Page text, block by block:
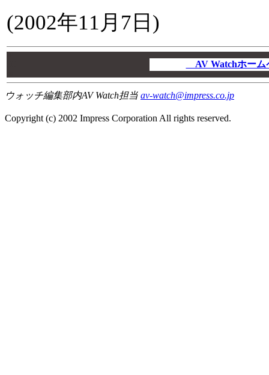
(2002年11月7日)
AV Watchホー
ウォッチ編集部内AV Watch担当 av-watch@impress.co.jp
Copyright (c) 2002 Impress Corporation All rights reserved.